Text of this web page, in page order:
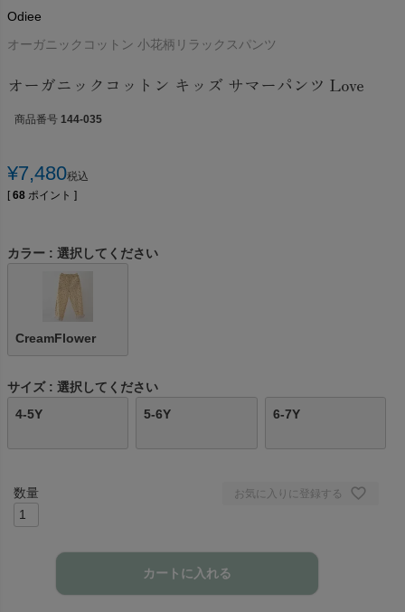
Odiee
オーガニックコットン 小花柄リラックスパンツ
オーガニックコットン キッズ サマーパンツ Love
商品番号 144-035
¥7,480税込
[ 68 ポイント ]
カラー 選択してください
CreamFlower
サイズ
選択してください
4-5Y
5-6Y 6-7Y
お気に入りに登録する
カートに入れる